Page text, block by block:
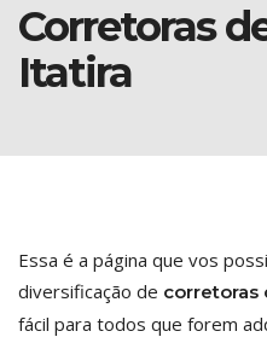
Corretoras
Itatira
Essa é a página que vos
diversificação de corretoras
fácil para todos que forem